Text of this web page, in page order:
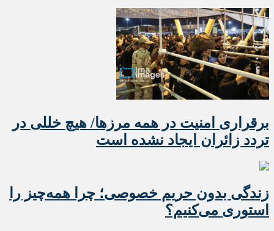
برقراری امنیت در همه مرزها/ هیچ‌ خللی در
تردد زائران ایجاد نشده است
زندگی بدون حریم خصوصی؛ چرا همه‌چیز را
استوری می‌کنیم؟